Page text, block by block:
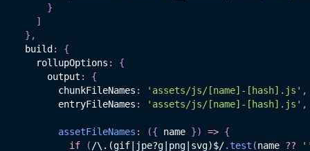
}
]
} ,
  build
:
{
    rollupOptions
:
{
      output
:
{
        chunkFileNames
: 'assets/js/[name]-[hash].js' ,
        entryFileNames
: 'assets/js/[name]-[hash].js' ,
assetFileNames : ({ name }) => {
if
( /\.(gif|jpe?g|png|svg)$/. test (name ??